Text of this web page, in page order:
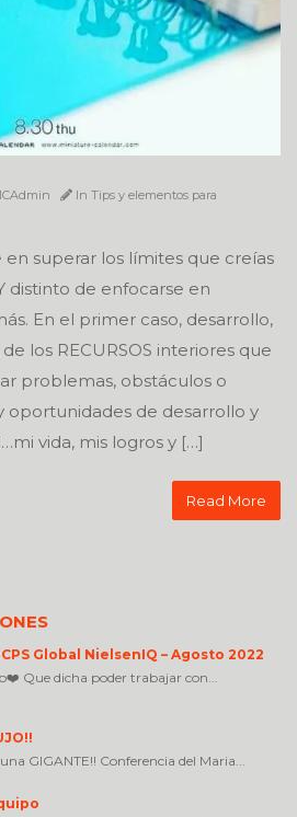
In Tips y elementos para
superar los límites que creías
distinto de enfocarse en
En el primer caso, desarrollo,
los RECURSOS interiores que
problemas, obstáculos o
oportunidades de desarrollo y
vida, mis logros y […]
Read More
Global NielsenIQ – Agosto 2022
Que dicha poder trabajar con...
GIGANTE!! Conferencia del Maria...